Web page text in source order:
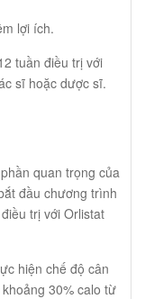
lợi ích.
tuần điều trị với
sĩ hoặc dược sĩ.
quan trọng của
đầu chương trình
trị với Orlistat
hiện chế độ cân
30% calo từ